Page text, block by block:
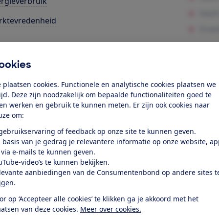
plaatsen cookies. Functionele en analytische cookies plaatsen we
Deze zijn noodzakelijk om bepaalde functionaliteiten goed te
werken en gebruik te kunnen meten. Er zijn ook cookies naar
om:
of feedback op onze site te kunnen geven.
basis van je gedrag je relevantere informatie op onze website,
e-mails te kunnen geven.
video’s te kunnen bekijken.
aanbiedingen van de Consumentenbond op andere sites
op ‘Accepteer alle cookies’ te klikken ga je akkoord met het
van deze cookies. Meer over cookies.
Al lid? Log in
dit product
door de Consumentenbond